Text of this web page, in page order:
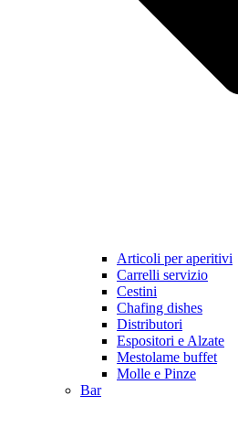
Articoli per aperitivi
Carrelli servizio
Cestini
Chafing dishes
Distributori
Espositori e Alzate
Mestolame buffet
Molle e Pinze
Bar